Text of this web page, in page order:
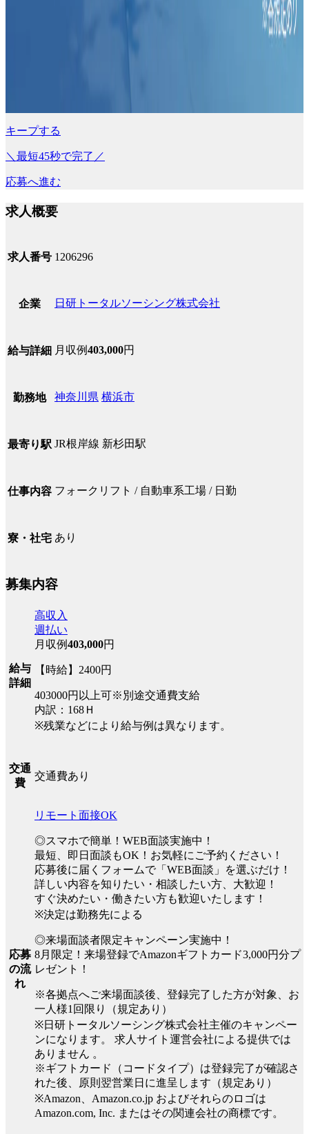
キープする
＼最短45秒で完了／
応募へ進む
求人概要
求人番号 1206296
企業 日研トータルソーシング株式会社
給与詳細 月収例403,000円
勤務地 神奈川県 横浜市
最寄り駅 JR根岸線 新杉田駅
仕事内容 フォークリフト / 自動車系工場 / 日勤
寮・社宅 あり
募集内容
給与
詳細
高収入
週払い
月収例403,000円
【時給】2400円
403000円以上可※別途交通費支給
内訳：168Ｈ
※残業などにより給与例は異なります。
交通
費
交通費あり
応募
の流
れ
リモート面接OK
◎スマホで簡単！WEB面談実施中！
最短、即日面談もOK！お気軽にご予約ください！
応募後に届くフォームで「WEB面談」を選ぶだけ！
詳しい内容を知りたい・相談したい方、大歓迎！
すぐ決めたい・働きたい方も歓迎いたします！
※決定は勤務先による
◎来場面談者限定キャンペーン実施中！
8月限定！来場登録でAmazonギフトカード3,000円分プ
レゼント！
※各拠点へご来場面談後、登録完了した方が対象、お
一人様1回限り（規定あり）
※日研トータルソーシング株式会社主催のキャンペー
ンになります。 求人サイト運営会社による提供では
ありません 。
※ギフトカード（コードタイプ）は登録完了が確認さ
れた後、原則翌営業日に進呈します（規定あり）
※Amazon、Amazon.co.jp およびそれらのロゴは
Amazon.com, Inc. またはその関連会社の商標です。